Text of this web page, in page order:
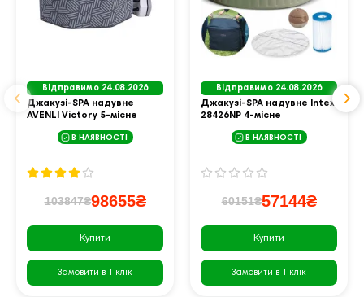
Відправимо 24.08.2026
Джакузі-SPA надувне
AVENLI Victory 5-місне
В НАЯВНОСТІ
103847₴98655₴
Купити
Замовити в 1 клік
Відправимо 24.08.2026
Джакузі-SPA надувне Intex
28426NP 4-місне
В НАЯВНОСТІ
60151₴57144₴
Купити
Замовити в 1 клік